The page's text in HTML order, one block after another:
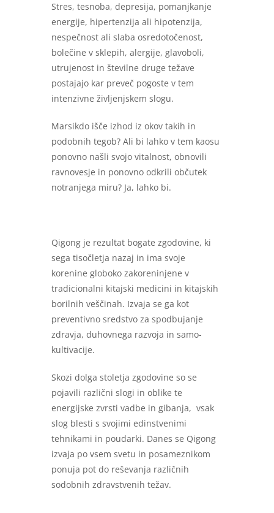
Stres, tesnoba, depresija, pomanjkanje
energije, hipertenzija ali hipotenzija,
nespečnost ali slaba osredotočenost,
bolečine v sklepih, alergije, glavoboli,
utrujenost in številne druge težave
postajajo kar preveč pogoste v tem
intenzivne življenjskem slogu.
Marsikdo išče izhod iz okov takih in
podobnih tegob? Ali bi lahko v tem kaosu
ponovno našli svojo vitalnost, obnovili
ravnovesje in ponovno odkrili občutek
notranjega miru? Ja, lahko bi.
Qigong je rezultat bogate zgodovine, ki
sega tisočletja nazaj in ima svoje
korenine globoko zakoreninjene v
tradicionalni kitajski medicini in kitajskih
borilnih veščinah. Izvaja se ga kot
preventivno sredstvo za spodbujanje
zdravja, duhovnega razvoja in samo-
kultivacije.
Skozi dolga stoletja zgodovine so se
pojavili različni slogi in oblike te
energijske zvrsti vadbe in gibanja, vsak
slog blesti s svojimi edinstvenimi
tehnikami in poudarki. Danes se Qigong
izvaja po vsem svetu in posameznikom
ponuja pot do reševanja različnih
sodobnih zdravstvenih težav.